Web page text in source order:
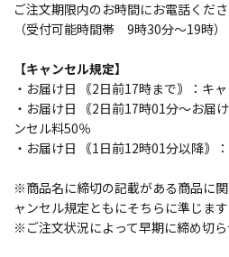
ご注文期限内のお時間にお電話くだ
（受付可能時間帯 9時30分～19時）
【キャンセル規定】
・お届け日 ｟2日前17時まで｠：キ
・お届け日 ｟2日前17時01分～お届
ンセル料50％
・お届け日 ｟1日前12時01分以降｠
※商品名に締切の記載がある商品に
ャンセル規定ともにそちらに準じます
※ご注文状況によって早期に締め切